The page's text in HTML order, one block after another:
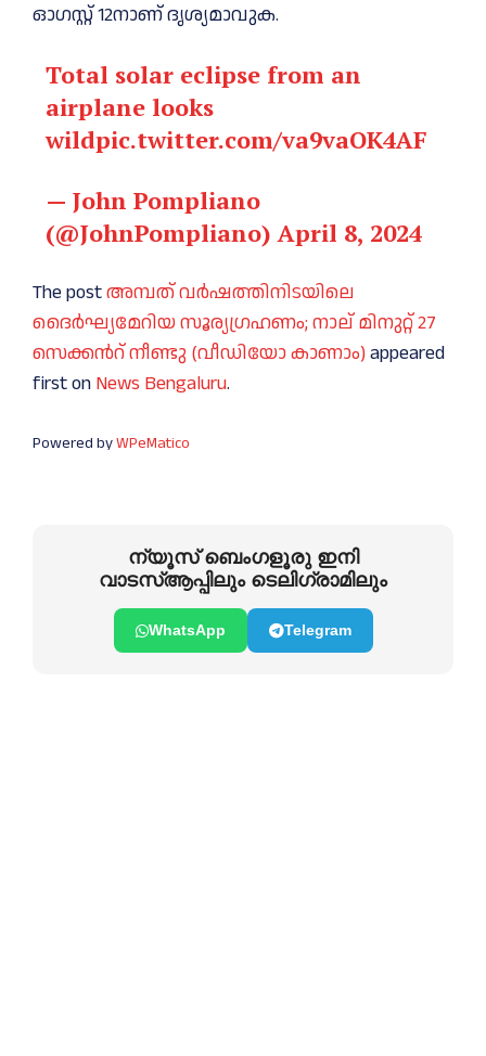
ഓഗസ്റ്റ് 12നാണ് ദൃശ്യമാവുക.
Total solar eclipse from an
airplane looks
wildpic.twitter.com/va9vaOK4AF
— John Pompliano
(@JohnPompliano)April 8, 2024
The postഅമ്പത് വ‍ര്‍ഷത്തിനിടയിലെ
ദൈര്‍ഘ്യമേറിയ സൂര്യഗ്രഹണം; നാല് മിനുറ്റ് 27
സെക്കൻറ് നീണ്ടു (വീഡിയോ കാണാം)appeared
first on News Bengaluru.
Powered byWPeMatico
ന്യൂസ് ബെംഗളൂരു ഇനി
വാടസ്ആപ്പിലും ടെലിഗ്രാമിലും
WhatsApp Telegram